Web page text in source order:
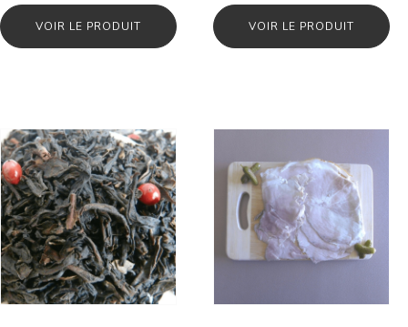
VOIR LE PRODUIT VOIR LE PRODUIT